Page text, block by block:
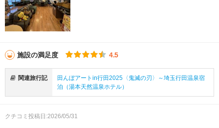
施設の満足度 4.5
関連旅行記
田んぼアートin行田2025〈鬼滅の刃〉～埼玉行田温泉宿
泊（湯本天然温泉ホテル）
クチコミ投稿日:2026/05/31